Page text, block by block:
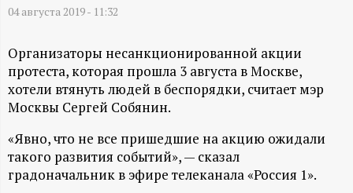
А
Н
-
и
н
04 августа 2019 - 11:32
Организаторы несанкционированной акции
протеста, которая прошла 3 августа в Москве,
хотели втянуть людей в беспорядки, считает мэр
Москвы Сергей Собянин.
«Явно, что не все пришедшие на акцию ожидали
такого развития событий», — сказал
градоначальник в эфире телеканала «Россия 1».